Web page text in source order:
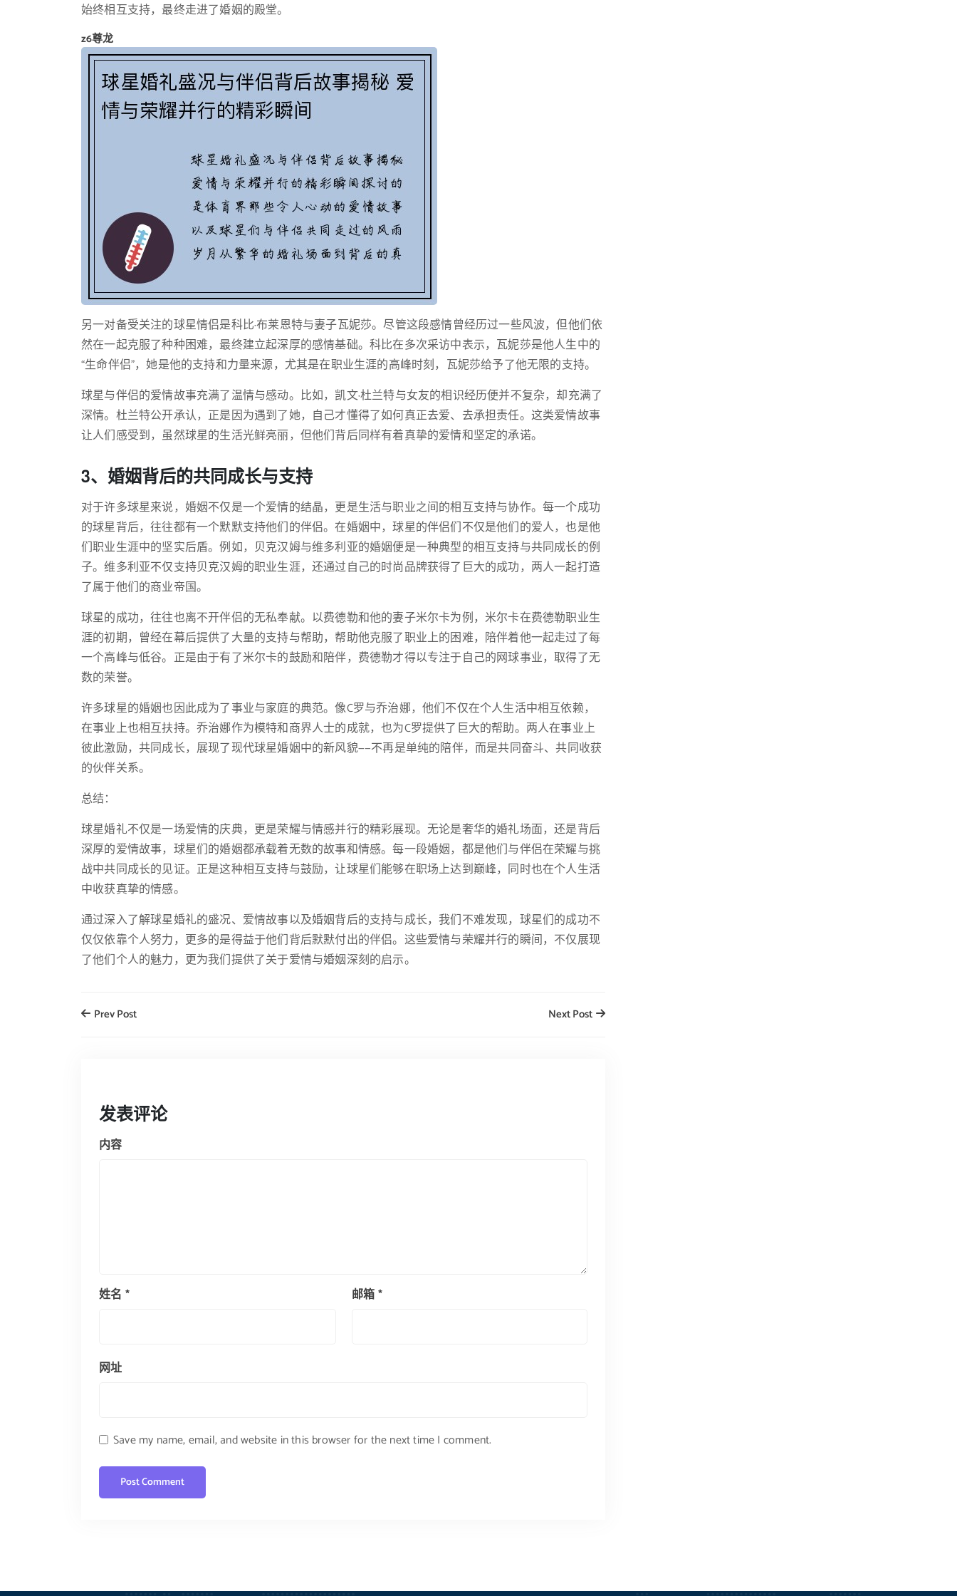
始终相互支持，最终走进了婚姻的殿堂。
z6尊龙
另一对备受关注的球星情侣是科比·布莱恩特与妻子瓦妮莎。尽管这段感情曾经历过一些风波，但他们依
然在一起克服了种种困难，最终建立起深厚的感情基础。科比在多次采访中表示，瓦妮莎是他人生中的
“生命伴侣”，她是他的支持和力量来源，尤其是在职业生涯的高峰时刻，瓦妮莎给予了他无限的支持。
球星与伴侣的爱情故事充满了温情与感动。比如，凯文·杜兰特与女友的相识经历便并不复杂，却充满了
深情。杜兰特公开承认，正是因为遇到了她，自己才懂得了如何真正去爱、去承担责任。这类爱情故事
让人们感受到，虽然球星的生活光鲜亮丽，但他们背后同样有着真挚的爱情和坚定的承诺。
3、婚姻背后的共同成长与支持
对于许多球星来说，婚姻不仅是一个爱情的结晶，更是生活与职业之间的相互支持与协作。每一个成功
的球星背后，往往都有一个默默支持他们的伴侣。在婚姻中，球星的伴侣们不仅是他们的爱人，也是他
们职业生涯中的坚实后盾。例如，贝克汉姆与维多利亚的婚姻便是一种典型的相互支持与共同成长的例
子。维多利亚不仅支持贝克汉姆的职业生涯，还通过自己的时尚品牌获得了巨大的成功，两人一起打造
了属于他们的商业帝国。
球星的成功，往往也离不开伴侣的无私奉献。以费德勒和他的妻子米尔卡为例，米尔卡在费德勒职业生
涯的初期，曾经在幕后提供了大量的支持与帮助，帮助他克服了职业上的困难，陪伴着他一起走过了每
一个高峰与低谷。正是由于有了米尔卡的鼓励和陪伴，费德勒才得以专注于自己的网球事业，取得了无
数的荣誉。
许多球星的婚姻也因此成为了事业与家庭的典范。像C罗与乔治娜，他们不仅在个人生活中相互依赖，
在事业上也相互扶持。乔治娜作为模特和商界人士的成就，也为C罗提供了巨大的帮助。两人在事业上
彼此激励，共同成长，展现了现代球星婚姻中的新风貌——不再是单纯的陪伴，而是共同奋斗、共同收获
的伙伴关系。
总结：
球星婚礼不仅是一场爱情的庆典，更是荣耀与情感并行的精彩展现。无论是奢华的婚礼场面，还是背后
深厚的爱情故事，球星们的婚姻都承载着无数的故事和情感。每一段婚姻，都是他们与伴侣在荣耀与挑
战中共同成长的见证。正是这种相互支持与鼓励，让球星们能够在职场上达到巅峰，同时也在个人生活
中收获真挚的情感。
通过深入了解球星婚礼的盛况、爱情故事以及婚姻背后的支持与成长，我们不难发现，球星们的成功不
仅仅依靠个人努力，更多的是得益于他们背后默默付出的伴侣。这些爱情与荣耀并行的瞬间，不仅展现
了他们个人的魅力，更为我们提供了关于爱情与婚姻深刻的启示。
Prev Post Next Post
发表评论
内容
姓名 * 邮箱*
网址
Save my name, email, and website in this browser for the next time I comment.